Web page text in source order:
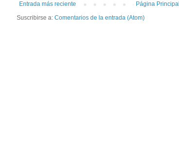
Entrada más reciente
Página Principal
Suscribirse a: Comentarios de la entrada (Atom)